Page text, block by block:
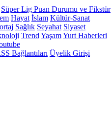
Süper Lig Puan Durumu ve Fikstür
Hayat İslam Kültür-Sanat
Sağlık Seyahat Siyaset
Trend YaşamYurt Haberleri
Bağlantıları Üyelik Girişi